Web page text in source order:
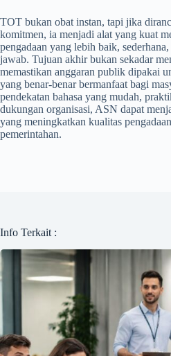
TOT bukan obat instan, tapi jika
komitmen, ia menjadi alat yang kuat
pengadaan yang lebih baik,
jawab. Tujuan akhir bukan sekadar
memastikan anggaran publik dipakai
yang benar-benar bermanfaat bagi
pendekatan bahasa yang mudah,
dukungan organisasi, ASN dapat
yang meningkatkan kualitas
pemerintahan.
Info Terkait :